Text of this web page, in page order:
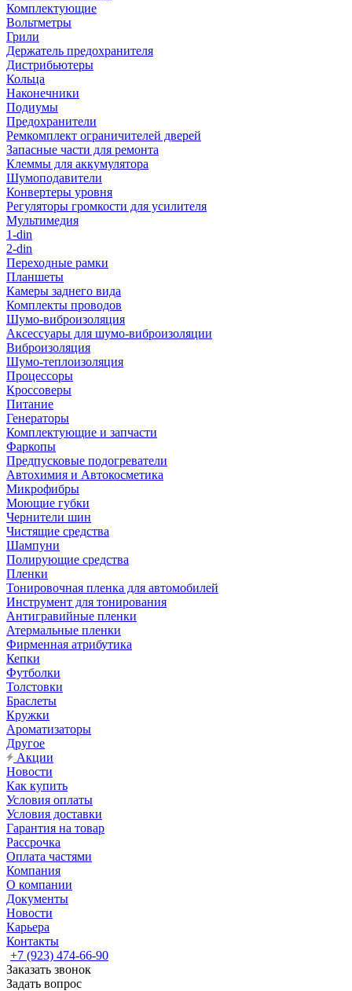
Комплектующие
Вольтметры
Грили
Держатель предохранителя
Дистрибьютеры
Кольца
Наконечники
Подиумы
Предохранители
Ремкомплект ограничителей дверей
Запасные части для ремонта
Клеммы для аккумулятора
Шумоподавители
Конвертеры уровня
Регуляторы громкости для усилителя
Мультимедия
1-din
2-din
Переходные рамки
Планшеты
Камеры заднего вида
Комплекты проводов
Шумо-виброизоляция
Аксессуары для шумо-виброизоляции
Виброизоляция
Шумо-теплоизоляция
Процессоры
Кроссоверы
Питание
Генераторы
Комплектующие и запчасти
Фаркопы
Предпусковые подогреватели
Автохимия и Автокосметика
Микрофибры
Моющие губки
Чернители шин
Чистящие средства
Шампуни
Полирующие средства
Пленки
Тонировочная пленка для автомобилей
Инструмент для тонирования
Антигравийные пленки
Атермальные пленки
Фирменная атрибутика
Кепки
Футболки
Толстовки
Браслеты
Кружки
Ароматизаторы
Другое
Акции
Новости
Как купить
Условия оплаты
Условия доставки
Гарантия на товар
Рассрочка
Оплата частями
Компания
О компании
Документы
Новости
Карьера
Контакты
+7 (923) 474-66-90
Заказать звонок
Задать вопрос